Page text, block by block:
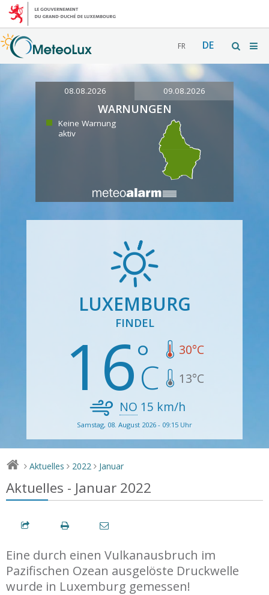
FR DE
08.08.2026 09.08.2026
WARNUNGEN
Keine Warnung
aktiv
LUXEMBURG
FINDEL
16 30°C
13°C
NO 15 km/h
Samstag, 08. August 2026 - 09:15 Uhr
> Aktuelles > 2022 > Januar
Aktuelles - Januar 2022
Eine durch einen Vulkanausbruch im
Pazifischen Ozean ausgelöste Druckwelle
wurde in Luxemburg gemessen!